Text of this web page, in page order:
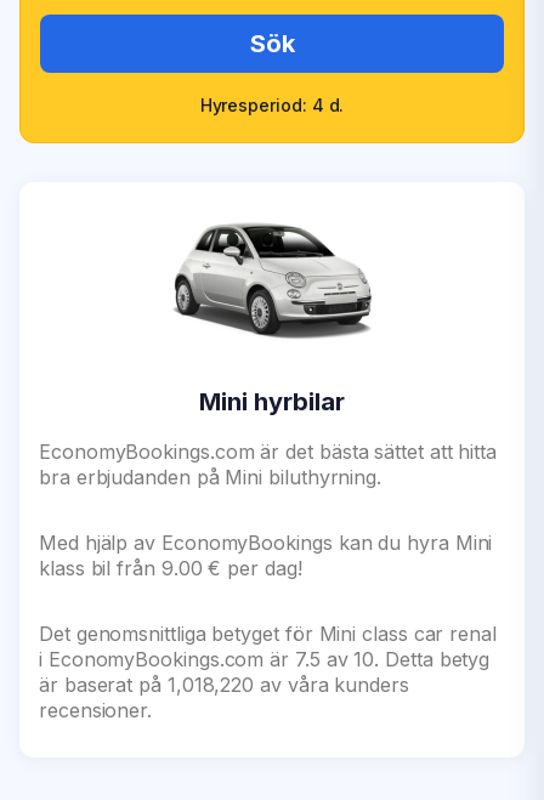
Sök
Hyresperiod: 4 d.
Mini hyrbilar
EconomyBookings.com är det bästa sättet att hitta
bra erbjudanden på Mini biluthyrning.
Med hjälp av EconomyBookings kan du hyra Mini
klass bil från 9.00 € per dag!
Det genomsnittliga betyget för Mini class car renal
i EconomyBookings.com är 7.5 av 10. Detta betyg
är baserat på 1,018,220 av våra kunders
recensioner.